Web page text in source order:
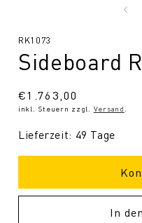
SKU:
RK1073
Sideboard
Normaler
Preis
€1.763,00
inkl. Steuern zzgl. Versand
Lieferzeit: 49 Tage
In